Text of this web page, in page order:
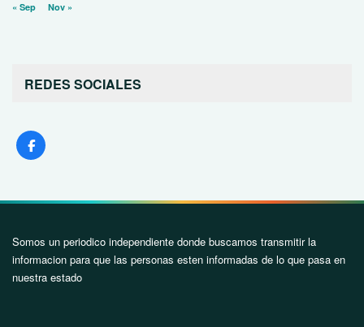
« Sep Nov »
REDES SOCIALES
Somos un periodico independiente donde buscamos transmitir la
informacion para que las personas esten informadas de lo que pasa en
nuestra estado